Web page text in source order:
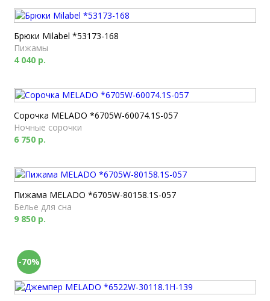
Брюки Milabel *53173-168
Пижамы
4 040 р.
Сорочка MELADO *6705W-60074.1S-057
Ночные сорочки
6 750 р.
Пижама MELADO *6705W-80158.1S-057
Белье для сна
9 850 р.
-70%